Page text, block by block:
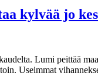
kylvää jo
Lumi peittää
Useimmat